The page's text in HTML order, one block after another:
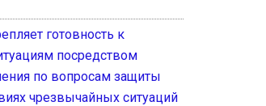
готовность к
посредством
по вопросам защиты
чрезвычайных ситуаций